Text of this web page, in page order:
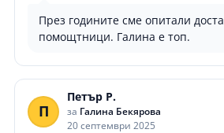
През годините сме опитали
помощтници. Галина е топ.
П
Петър Р.
за Галина Бекярова
20 септември 2025